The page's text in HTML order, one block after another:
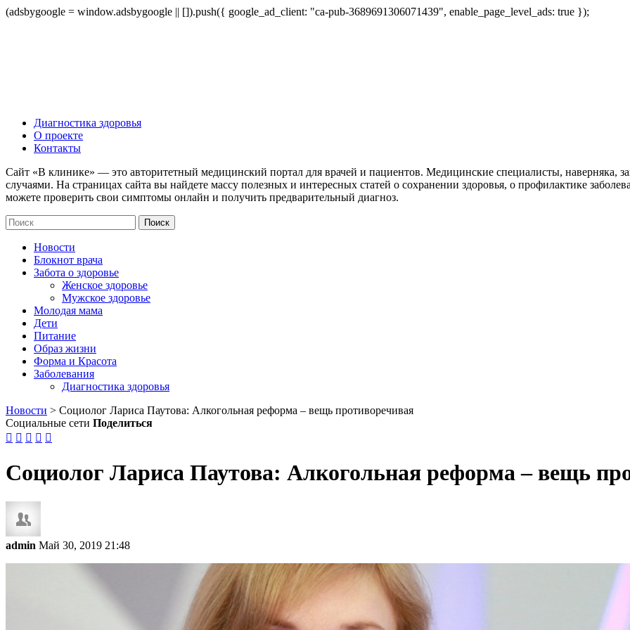
(adsbygoogle = window.adsbygoogle || []).push({ google_ad_client: "ca-pub-3689691306071439", enable_page_level_ads: true });
Диагностика здоровья
О проекте
Контакты
Сайт «В клинике» — это авторитетный медицинский портал для врачей и пациентов. Медицинские специалисты, наверняка,
случаями. На страницах сайта вы найдете массу полезных и интересных статей о сохранении здоровья, о профилактике
можете проверить свои симптомы онлайн и получить предварительный диагноз.
Новости
Блокнот врача
Забота о здоровье
Женское здоровье
Мужское здоровье
Молодая мама
Дети
Питание
Образ жизни
Форма и Красота
Заболевания
Диагностика здоровья
Новости > Социолог Лариса Паутова: Алкогольная реформа – вещь противоречивая
Социальные сети Поделиться
    
Социолог Лариса Паутова: Алкогольная реформа – вещь
admin Май 30, 2019 21:48